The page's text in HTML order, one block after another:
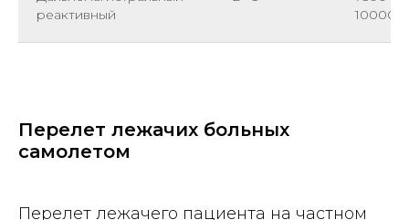
реактивный
10000
Перелет лежачих больных
самолетом
Перелет лежачего пациента на частном